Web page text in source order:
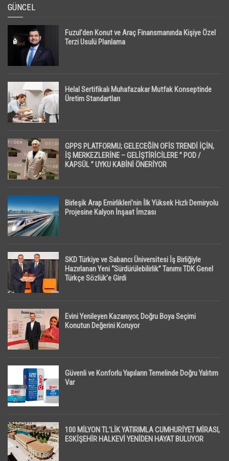
GÜNCEL
Fuzul’den Konut ve Araç Finansmanında Kişiye Özel
Terzi Usulü Planlama
Helal Sertifikalı Muhafazakar Mutfak Konseptinde
Üretim Standartları
GPPS PLATFORMU; GELECEĞİN OFİS TRENDİ İÇİN,
İŞ MERKEZLERİNE – GELİŞTİRİCİLERE ” POD /
KAPSÜL ” UYKU KABİNİ ÖNERİYOR
Birleşik Arap Emirlikleri’nin İlk Yüksek Hızlı Demiryolu
Projesine Kalyon İnşaat İmzası
SKD Türkiye ve Sabancı Üniversitesi İş Birliğiyle
Hazırlanan Yeni “Sürdürülebilirlik” Tanımı TDK Genel
Türkçe Sözlük’e Girdi
Evini Yenileyen Kazanıyor, Doğru Boya Seçimi
Konutun Değerini Koruyor
Güvenli ve Konforlu Yapıların Temelinde Doğru Yalıtım
Var
100 MİLYON TL’LİK YATIRIMLA CUMHURİYET MİRASI,
ESKİŞEHİR HALKEVİ YENİDEN HAYAT BULUYOR